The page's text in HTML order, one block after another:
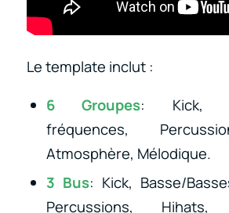
Le template inclut :
6 Groupes: Kick,
fréquences,
Atmosphère, Mélodique.
3 Bus: Kick, Basse/
Percussions, Hihats,